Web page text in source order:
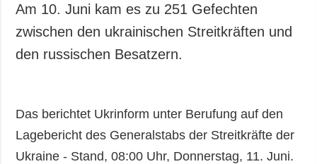
Am 10. Juni kam es zu 251 Gefechten
zwischen den ukrainischen Streitkräften und
den russischen Besatzern.
Das berichtet Ukrinform unter Berufung auf den
Lagebericht des Generalstabs der Streitkräfte der
Ukraine - Stand, 08:00 Uhr, Donnerstag, 11. Juni.